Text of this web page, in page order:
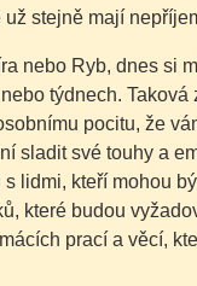
stejně mají
nebo Ryb, dnes si
týdnech.
pocitu, že
sladit své touhy a
lidmi, kteří mohou
které budou
prací a věcí,